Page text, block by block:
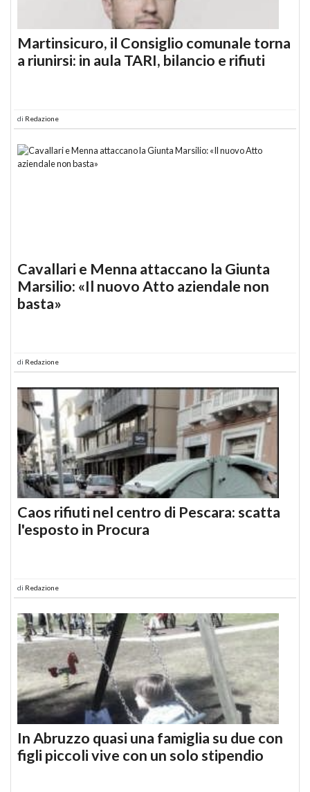
Martinsicuro, il Consiglio comunale torna
a riunirsi: in aula TARI, bilancio e rifiuti
di Redazione
Cavallari e Menna attaccano la Giunta
Marsilio: «Il nuovo Atto aziendale non
basta»
di Redazione
Caos rifiuti nel centro di Pescara: scatta
l'esposto in Procura
di Redazione
In Abruzzo quasi una famiglia su due con
figli piccoli vive con un solo stipendio